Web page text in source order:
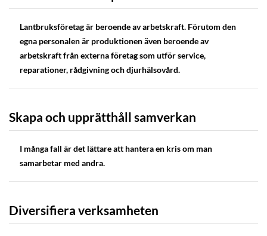
Lantbruksföretag är beroende av arbetskraft. Förutom den
egna personalen är produktionen även beroende av
arbetskraft från externa företag som utför service,
reparationer, rådgivning och djurhälsovård.
Skapa och upprätthåll samverkan
I många fall är det lättare att hantera en kris om man
samarbetar med andra.
Diversifiera verksamheten